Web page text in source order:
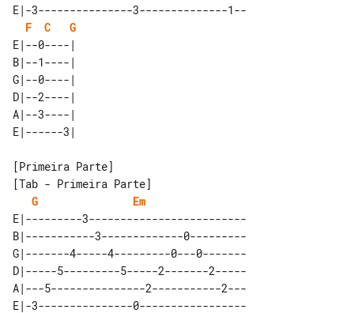
E|-3---------------3--------------1--
F
C
G
E|--0----|
B|--1----|
G|--0----|
D|--2----|
A|--3----|
[Tab - Primeira Parte]
G
Em
E|---------3-------------------------
B|-----------3-------------0---------
G|-------4-----4---------0---0-------
D|-----5---------5-----2-------2-----
A|---5---------------2-----------2---